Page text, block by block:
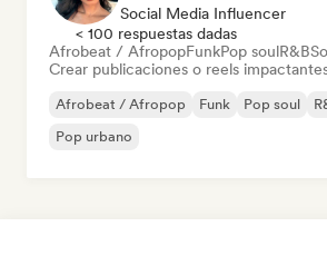
Social Media Influencer
< 100 respuestas dadas
Afrobeat / AfropopFunkPop soulR&B
Crear publicaciones o reels
Afrobeat / Afropop Funk Pop soul
Pop urbano